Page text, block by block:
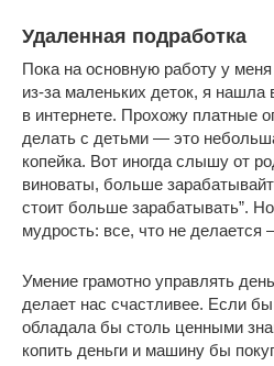
Удаленная подработка
Пока на основную работу у
из-за маленьких деток, я нашла
в интернете. Прохожу платные
делать с детьми — это
копейка. Вот иногда слышу от
виноваты, больше
стоит больше зарабатывать”.
мудрость: все, что не делается
Умение грамотно управлять
делает нас счастливее. Если
обладала бы столь ценными
копить деньги и машину бы